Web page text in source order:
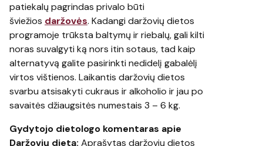
patiekalų pagrindas privalo būti
šviežios daržovės. Kadangi daržovių dietos
programoje trūksta baltymų ir riebalų, gali kilti
noras suvalgyti ką nors itin sotaus, tad kaip
alternatyvą galite pasirinkti nedidelį gabalėlį
virtos vištienos. Laikantis daržovių dietos
svarbu atsisakyti cukraus ir alkoholio ir jau po
savaitės džiaugsitės numestais 3 – 6 kg.
Gydytojo dietologo komentaras apie
Daržovių dietą: Aprašytas daržovių dietos